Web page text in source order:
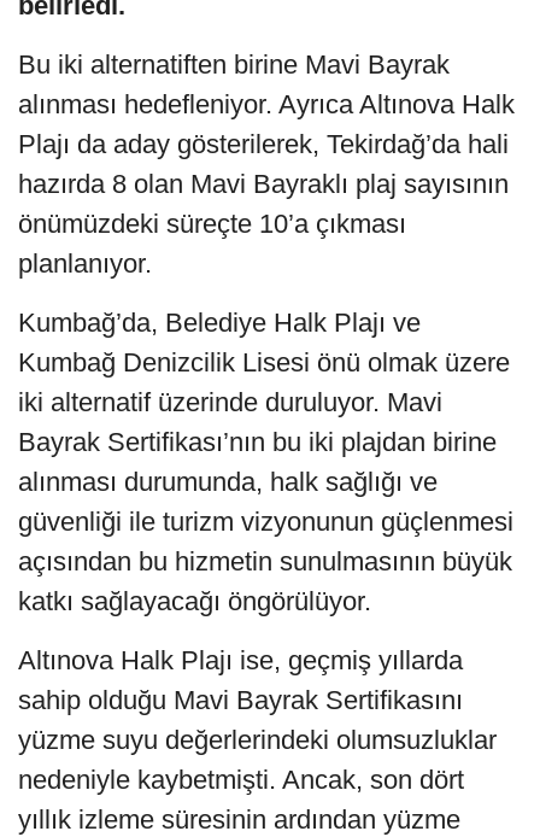
Bu iki alternatiften birine Mavi Bayrak
alınması hedefleniyor. Ayrıca Altınova Halk
Plajı da aday gösterilerek, Tekirdağ’da hali
hazırda 8 olan Mavi Bayraklı plaj sayısının
önümüzdeki süreçte 10’a çıkması
planlanıyor.
Kumbağ’da, Belediye Halk Plajı ve
Kumbağ Denizcilik Lisesi önü olmak üzere
iki alternatif üzerinde duruluyor. Mavi
Bayrak Sertifikası’nın bu iki plajdan birine
alınması durumunda, halk sağlığı ve
güvenliği ile turizm vizyonunun güçlenmesi
açısından bu hizmetin sunulmasının büyük
katkı sağlayacağı öngörülüyor.
Altınova Halk Plajı ise, geçmiş yıllarda
sahip olduğu Mavi Bayrak Sertifikasını
yüzme suyu değerlerindeki olumsuzluklar
nedeniyle kaybetmişti. Ancak, son dört
yıllık izleme süresinin ardından yüzme